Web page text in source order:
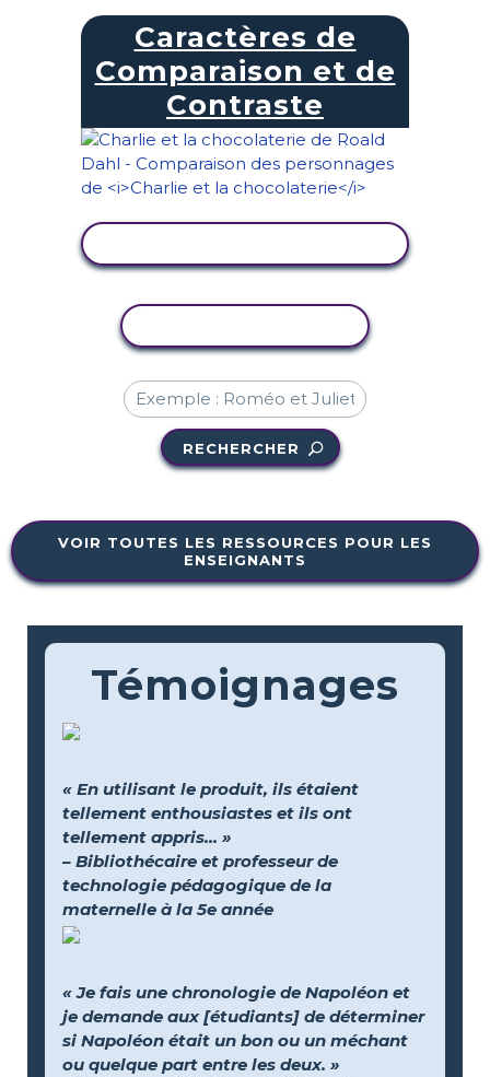
Caractères de
Comparaison et de
Contraste
RECHERCHER
VOIR TOUTES LES RESSOURCES POUR LES
ENSEIGNANTS
Témoignages
« En utilisant le produit, ils étaient
tellement enthousiastes et ils ont
tellement appris... »
– Bibliothécaire et professeur de
technologie pédagogique de la
maternelle à la 5e année
« Je fais une chronologie de Napoléon et
je demande aux [étudiants] de déterminer
si Napoléon était un bon ou un méchant
ou quelque part entre les deux. »